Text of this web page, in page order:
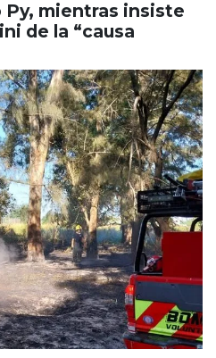
Py, mientras insiste
de la “causa